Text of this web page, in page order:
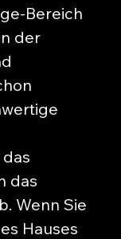
Bereich
der
das
Wenn Sie
Hauses